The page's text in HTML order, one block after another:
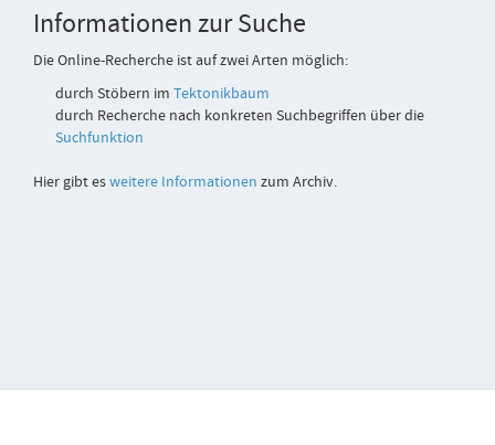
Informationen zur Suche
Die Online-Recherche ist auf zwei Arten möglich:
durch Stöbern im Tektonikbaum
durch Recherche nach konkreten Suchbegriffen über die
Suchfunktion
Hier gibt esweitere Informationen zum Archiv.